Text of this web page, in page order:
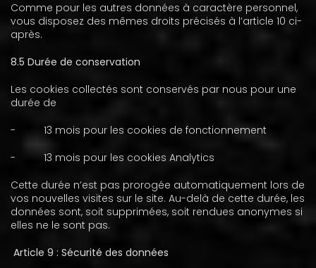
Comme pour les autres données à caractère personnel,
vous disposez des mêmes droits précisés à l’article 10 ci-
après.
8.5 Durée de conservation
Les cookies collectés sont conservés par nous pour une
durée de
-
13 mois pour les cookies de fonctionnement
-
13 mois pour les cookies Analytics
Cette durée n’est pas prorogée automatiquement lors de
vos nouvelles visites sur le site. Au-delà de cette durée, les
données sont, soit supprimées, soit rendues anonymes si
elles ne le sont pas.
Article 9 : Sécurité des données